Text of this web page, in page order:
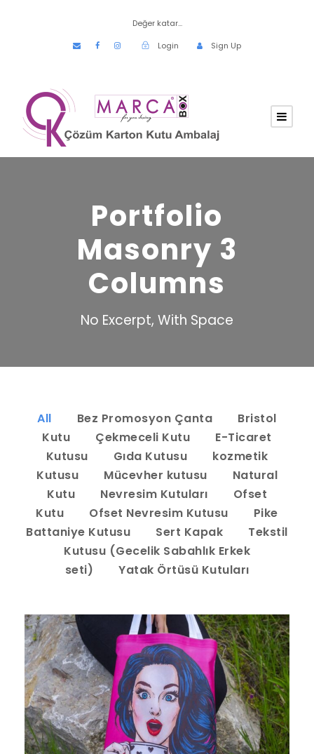
Değer katar...
Login
Sign Up
Portfolio
Masonry 3
Columns
No Excerpt, With Space
All Bez Promosyon Çanta
Bristol
Kutu
Çekmeceli Kutu
E-Ticaret
Kutusu
Gıda Kutusu
kozmetik
Kutusu
Mücevher kutusu
Natural
Kutu
Nevresim Kutuları
Ofset
Kutu
Ofset Nevresim Kutusu
Pike
Battaniye Kutusu
Sert Kapak
Tekstil
Kutusu (Gecelik Sabahlık Erkek
seti)
Yatak Örtüsü Kutuları
Bez Çanta Promosyon Ürünleri
askı / askılı / baskı / büzgülü / çanta / ipli /
pamuk / polyester / serigraf